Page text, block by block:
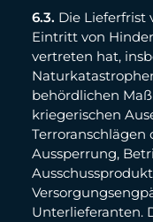
6.3. Die Lieferfrist
Eintritt von
vertreten hat,
behördlichen
kriegerischen
Terroranschlägen
Aussperrung,
Unterlieferanten.